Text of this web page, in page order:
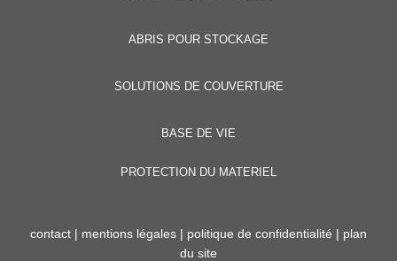
ABRIS POUR STOCKAGE
SOLUTIONS DE COUVERTURE
BASE DE VIE
PROTECTION DU MATERIEL
contact | mentions légales | politique de confidentialité | plan
du site